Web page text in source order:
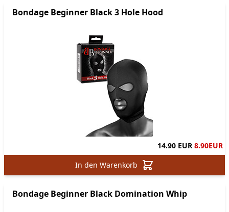
Bondage Beginner Black 3 Hole Hood
14.90 EUR 8.90EUR
In den Warenkorb
Bondage Beginner Black Domination Whip